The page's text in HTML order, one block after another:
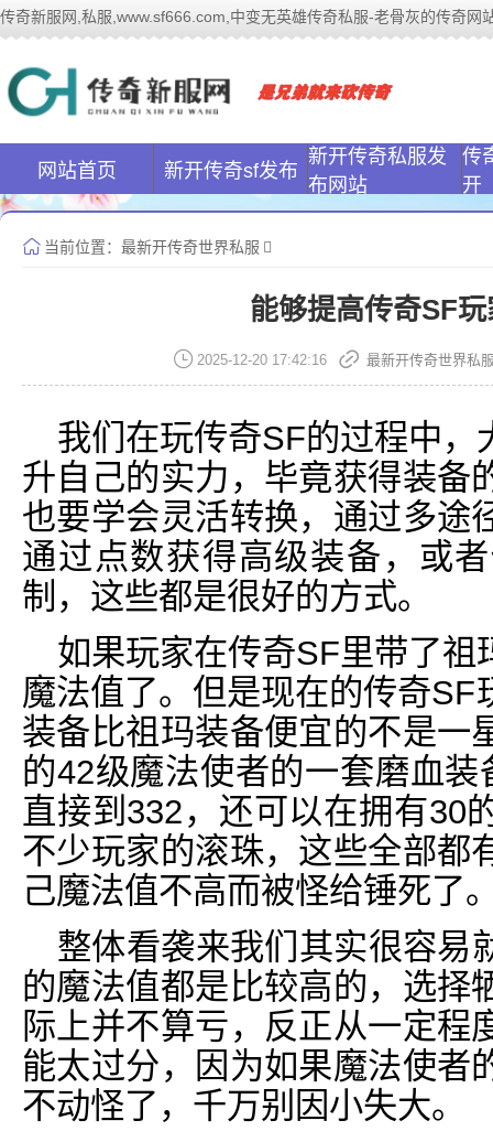
传奇新服网,私服,www.sf666.com,中变无英雄传奇私服-老骨灰的传奇网
网站首页 新开传奇sf发布
新开传奇私服发
布网站
传
开
当前位置： 最新开传奇世界私服
能够提高传奇SF
2025-12-20 17:42:16 最新开传奇世界私
我们在玩传奇SF的过程中
升自己的实力，毕竟获得装备
也要学会灵活转换，通过多途
通过点数获得高级装备，或
制，这些都是很好的方式。
如果玩家在传奇SF里带了
魔法值了。但是现在的传奇
装备比祖玛装备便宜的不是一
的42级魔法使者的一套磨血
直接到332，还可以在拥有30
不少玩家的滚珠，这些全部都
己魔法值不高而被怪给锤死了
整体看袭来我们其实很容易
的魔法值都是比较高的，选择
际上并不算亏，反正从一定程
能太过分，因为如果魔法使者
不动怪了，千万别因小失大。